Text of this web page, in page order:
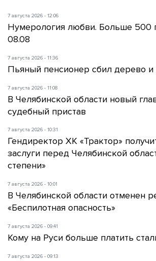
7 августа 2026 - 12:06
Нумерология любви. Больше 500
08.08
7 августа 2026 - 11:36
Пьяный пенсионер сбил дерево и
7 августа 2026 - 11:08
В Челябинской области новый
судебный пристав
7 августа 2026 - 10:31
Гендиректор ХК «Трактор»
заслуги перед Челябинской
степени»
7 августа 2026 - 10:01
В Челябинской области отменен
«Беспилотная опасность»
7 августа 2026 - 09:41
Кому на Руси больше платить
7 августа 2026 - 09:13